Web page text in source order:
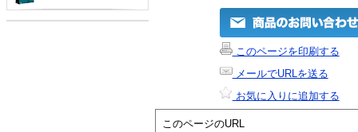
このページを印刷する
メールでURLを送る
お気に入りに追加する
このページのURL